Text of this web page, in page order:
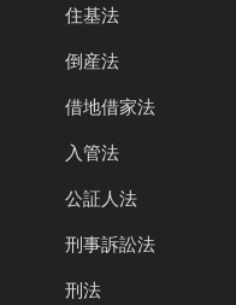
住基法
倒産法
借地借家法
入管法
公証人法
刑事訴訟法
刑法